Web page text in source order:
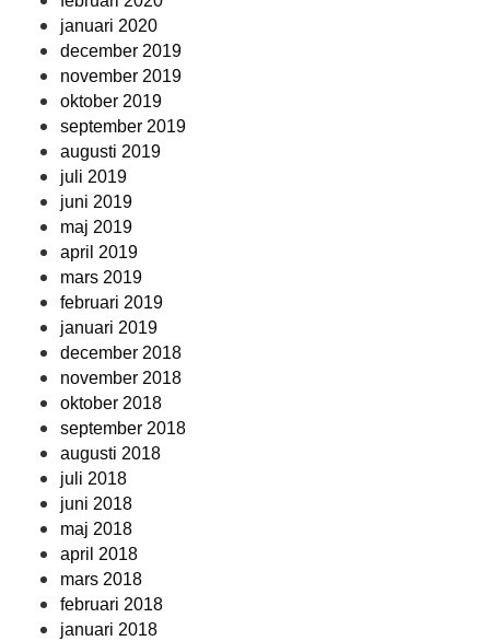
januari 2020
december 2019
november 2019
oktober 2019
september 2019
augusti 2019
juli 2019
juni 2019
maj 2019
april 2019
mars 2019
februari 2019
januari 2019
december 2018
november 2018
oktober 2018
september 2018
augusti 2018
juli 2018
juni 2018
maj 2018
april 2018
mars 2018
februari 2018
januari 2018